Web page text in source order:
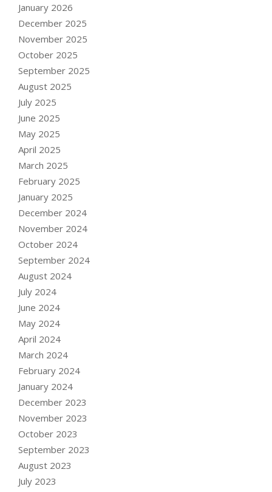
January 2026
December 2025
November 2025
October 2025
September 2025
August 2025
July 2025
June 2025
May 2025
April 2025
March 2025
February 2025
January 2025
December 2024
November 2024
October 2024
September 2024
August 2024
July 2024
June 2024
May 2024
April 2024
March 2024
February 2024
January 2024
December 2023
November 2023
October 2023
September 2023
August 2023
July 2023